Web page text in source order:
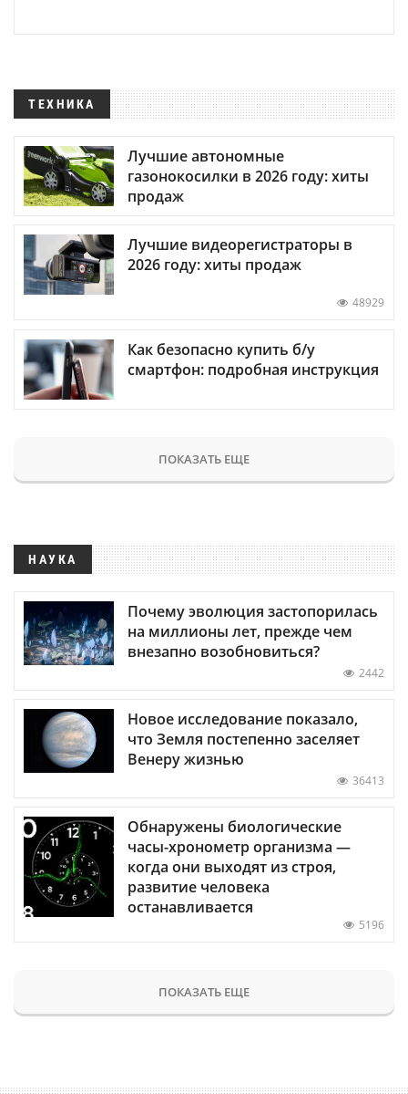
ТЕХНИКА
Лучшие автономные
газонокосилки в 2026 году: хиты
продаж
Лучшие видеорегистраторы в
2026 году: хиты продаж
48929
Как безопасно купить б/у
смартфон: подробная инструкция
ПОКАЗАТЬ ЕЩЕ
НАУКА
Почему эволюция застопорилась
на миллионы лет, прежде чем
внезапно возобновиться?
2442
Новое исследование показало,
что Земля постепенно заселяет
Венеру жизнью
36413
Обнаружены биологические
часы-хронометр организма —
когда они выходят из строя,
развитие человека
останавливается
5196
ПОКАЗАТЬ ЕЩЕ